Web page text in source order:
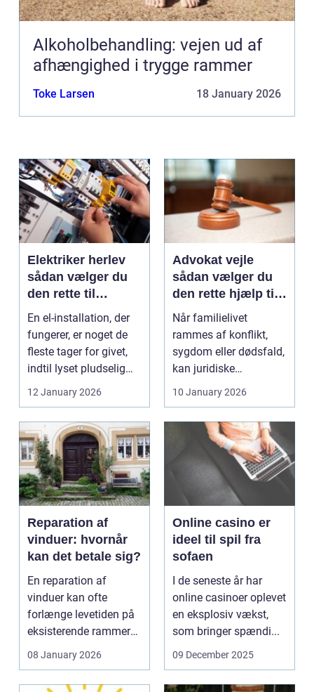
Alkoholbehandling: vejen ud af
afhængighed i trygge rammer
Toke Larsen 18 January 2026
Elektriker herlev
sådan vælger du
den rette til
opgaven
En el-installation, der
fungerer, er noget de
fleste tager for givet,
indtil lyset pludselig
går, el...
12 January 2026
Advokat vejle
sådan vælger du
den rette hjælp til
familien
Når familielivet
rammes af konflikt,
sygdom eller dødsfald,
kan juridiske
spørgsmål hurtigt
vokse si...
10 January 2026
Reparation af
vinduer: hvornår
kan det betale sig?
En reparation af
vinduer kan ofte
forlænge levetiden på
eksisterende rammer
og glas med ...
08 January 2026
Online casino er
ideel til spil fra
sofaen
I de seneste år har
online casinoer oplevet
en eksplosiv vækst,
som bringer spændi...
09 December 2025